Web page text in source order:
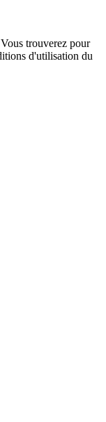
trouverez pour
d'utilisation du